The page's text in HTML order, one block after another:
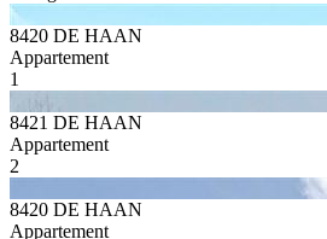
8420 DE HAAN
Appartement
1
8421 DE HAAN
Appartement
2
8420 DE HAAN
Appartement